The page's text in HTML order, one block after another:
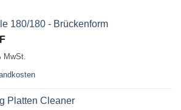
180/180 - Brückenform
MwSt.
Platten Cleaner